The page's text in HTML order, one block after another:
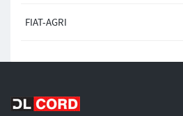
FIAT-AGRI